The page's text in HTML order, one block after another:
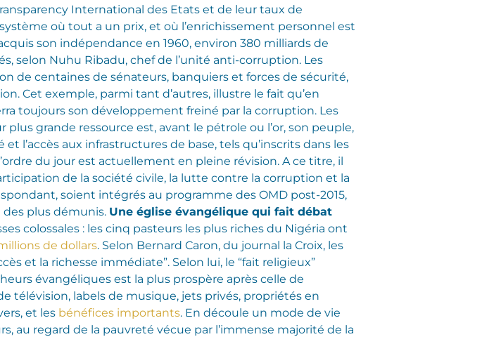
International des Etats et de leur taux de
où tout a un prix, et où l’enrichissement personnel est
son indépendance en 1960, environ 380 milliards de
selon Nuhu Ribadu, chef de l’unité anti-corruption. Les
de centaines de sénateurs, banquiers et forces de sécurité,
Cet exemple, parmi tant d’autres, illustre le fait qu’en
toujours son développement freiné par la corruption. Les
grande ressource est, avant le pétrole ou l’or, son peuple,
l’accès aux infrastructures de base, tels qu’inscrits dans les
du jour est actuellement en pleine révision. A ce titre, il
de la société civile, la lutte contre la corruption et la
soient intégrés au programme des OMD post-2015,
plus démunis. Une église évangélique qui fait débat
colossales : les cinq pasteurs les plus riches du Nigéria ont
de dollars. Selon Bernard Caron, du journal la Croix, les
et la richesse immédiate”. Selon lui, le “fait religieux”
évangéliques est la plus prospère après celle de
télévision, labels de musique, jets privés, propriétés en
et les bénéfices importants. En découle un mode de vie
au regard de la pauvreté vécue par l’immense majorité de la